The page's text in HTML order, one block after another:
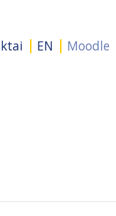
EN Moodle